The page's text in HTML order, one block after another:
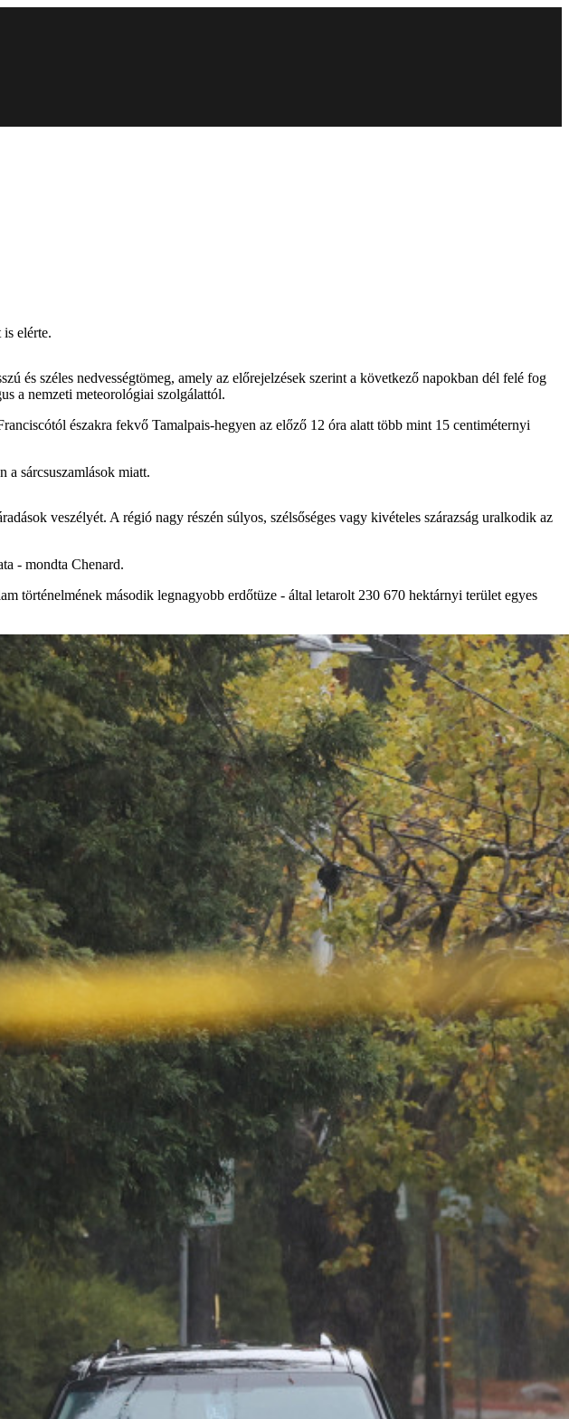
elérte.
és széles nedvességtömeg, amely az előrejelzések szerint a következő napokban dél felé fog
a nemzeti meteorológiai szolgálattól.
északra fekvő Tamalpais-hegyen az előző 12 óra alatt több mint 15 centiméternyi
a sárcsuszamlások miatt.
veszélyét. A régió nagy részén súlyos, szélsőséges vagy kivételes szárazság uralkodik az
- mondta Chenard.
történelmének második legnagyobb erdőtüze - által letarolt 230 670 hektárnyi terület egyes